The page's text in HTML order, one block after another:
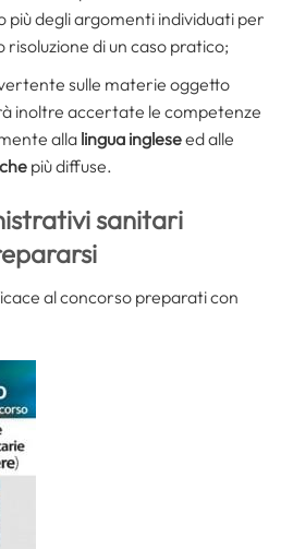
più degli argomenti individuati per
di un caso pratico;
sulle materie oggetto
inoltre accertate le competenze
alla lingua ingleseed alle
più diffuse.
sanitari
al concorso preparati con